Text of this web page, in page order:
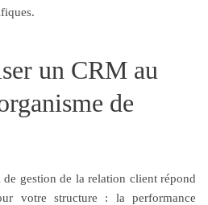
un CRM au
de
gestion de la relation client répond
votre structure : la performance